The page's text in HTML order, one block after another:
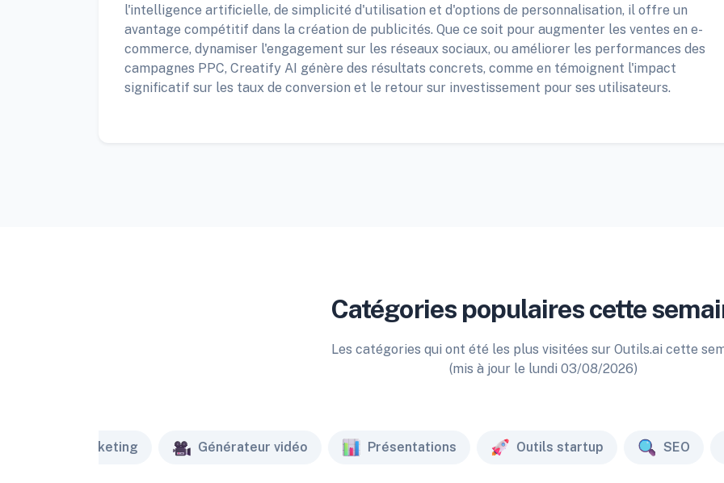
l'intelligence artificielle, de simplicité d'utilisation et d'options de personnalisation, il offre un
avantage compétitif dans la création de publicités. Que ce soit pour augmenter les ventes en e-
commerce, dynamiser l'engagement sur les réseaux sociaux, ou améliorer les performances des
campagnes PPC, Creatify AI génère des résultats concrets, comme en témoignent l'impact
significatif sur les taux de conversion et le retour sur investissement pour ses utilisateurs.
Catégories populaires cette
Les catégories qui ont été les plus visitées sur Outils.ai cette
(mis à jour le lundi 03/08/2026)
Marketing Générateur vidéo Présentations Outils startup SEO